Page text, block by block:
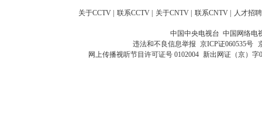
关于CCTV 联系CCTV 关于CNTV 联系CNTV 人才招聘
中国中央电视台 中国网络电
违法和不良信息举报 京ICP证060535号
网上传播视听节目许可证号 0102004 新出网证（京）